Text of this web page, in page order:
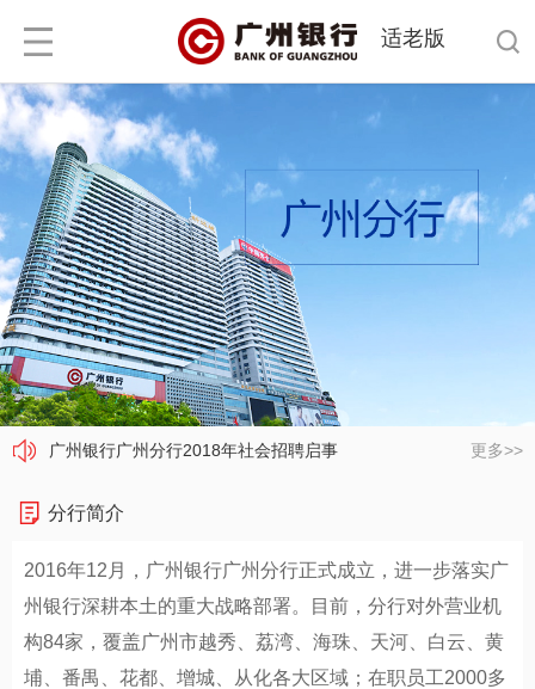
适老版
广州银行广州分行2018年社会招聘启事
广州银行广州分行2018年社会招聘启事 更多>>
分行简介
2016年12月，广州银行广州分行正式成立，进一步落实广
州银行深耕本土的重大战略部署。目前，分行对外营业机
构84家，覆盖广州市越秀、荔湾、海珠、天河、白云、黄
埔、番禺、花都、增城、从化各大区域；在职员工2000多